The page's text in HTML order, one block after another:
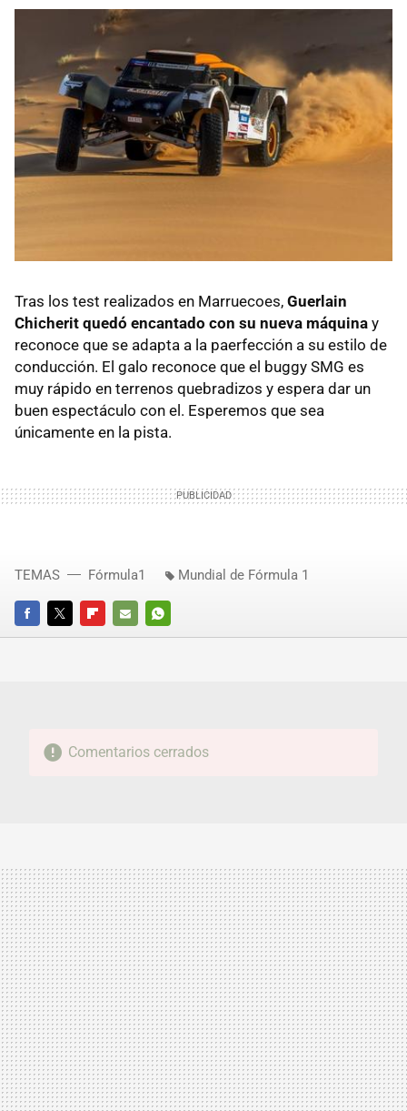
Tras los test realizados en Marruecoes, Guerlain
Chicherit quedó encantado con su nueva máquina y
reconoce que se adapta a la paerfección a su estilo de
conducción. El galo reconoce que el buggy SMG es
muy rápido en terrenos quebradizos y espera dar un
buen espectáculo con el. Esperemos que sea
únicamente en la pista.
FACEBOOKTWITTERFLIPBOARD
E-
WHATSAPP
TEMAS Fórmula1 Mundial de Fórmula 1
Comentarios cerrados